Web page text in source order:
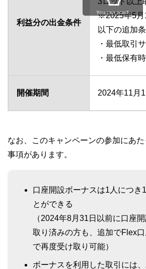
利益分の出金条件
※2025年5月
以下の追加
・最低取引
・最低保有
開催期間 2024年11月
You can scroll.
なお、このキャンペーンの参加にあ
事項があります。
口座開設ボーナスは1人につき
とができる
（2024年8月31日以前に口座
取り済みの方も、追加でFlex
で再度受け取り可能）
ボーナスを利用した取引には